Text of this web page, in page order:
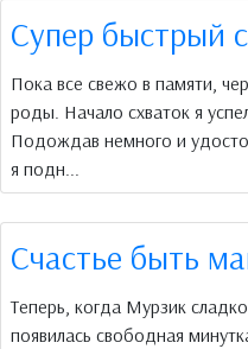
Супер быстрый
Пока все свежо в памяти,
роды. Начало схваток я
Подождав немного и
я подн...
Счастье быть
Теперь, когда Мурзик
появилась свободная